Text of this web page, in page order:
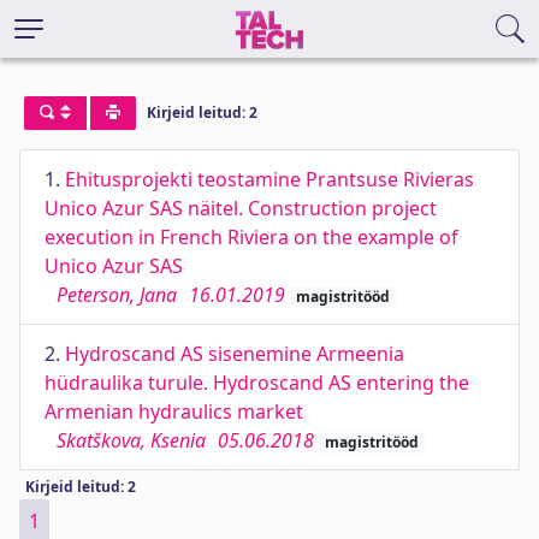
Kirjeid leitud: 2
1. Ehitusprojekti teostamine Prantsuse Rivieras
Unico Azur SAS näitel. Construction project
execution in French Riviera on the example of
Unico Azur SAS
Peterson, Jana 16.01.2019 magistritööd
2. Hydroscand AS sisenemine Armeenia
hüdraulika turule. Hydroscand AS entering the
Armenian hydraulics market
Skatškova, Ksenia 05.06.2018 magistritööd
Kirjeid leitud: 2
1